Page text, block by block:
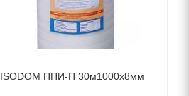
ISODOM ППИ-П 30м1000x8мм